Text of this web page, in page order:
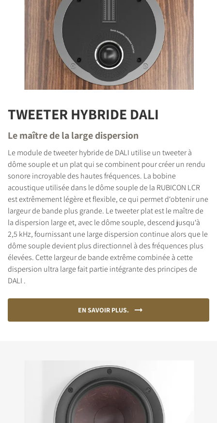
TWEETER HYBRIDE DALI
Le maître de la large dispersion
Le module de tweeter hybride de DALI utilise un tweeter à
dôme souple et un plat qui se combinent pour créer un rendu
sonore incroyable des hautes fréquences. La bobine
acoustique utilisée dans le dôme souple de la RUBICON LCR
est extrêmement légère et flexible, ce qui permet d‘obtenir une
largeur de bande plus grande. Le tweeter plat est le maître de
la dispersion large et, avec le dôme souple, descend jusqu‘à
2,5 kHz, fournissant une large dispersion continue alors que le
dôme souple devient plus directionnel à des fréquences plus
élevées. Cette largeur de bande extrême combinée à cette
dispersion ultra large fait partie intégrante des principes de
DALI .
EN SAVOIR PLUS.